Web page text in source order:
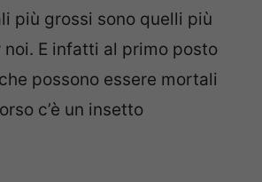
più grossi sono quelli più
E infatti al primo posto
possono essere mortali
c’è un insetto